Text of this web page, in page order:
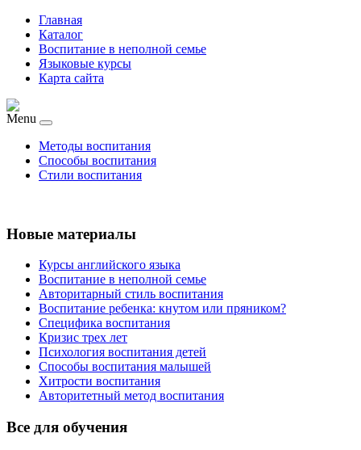
Главная
Каталог
Воспитание в неполной семье
Языковые курсы
Карта сайта
Menu
Методы воспитания
Способы воспитания
Стили воспитания
Новые материалы
Курсы английского языка
Воспитание в неполной семье
Авторитарный стиль воспитания
Воспитание ребенка: кнутом или пряником?
Специфика воспитания
Кризис трех лет
Психология воспитания детей
Способы воспитания малышей
Хитрости воспитания
Авторитетный метод воспитания
Все для обучения